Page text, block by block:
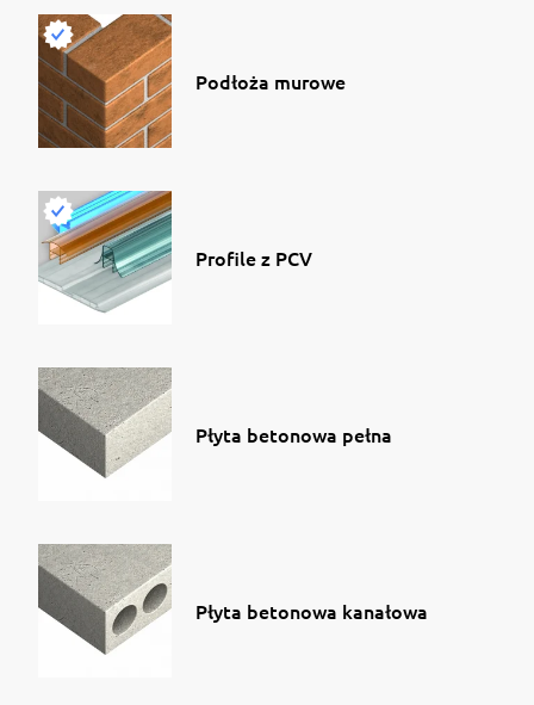
Podłoża murowe
Profile z PCV
Płyta betonowa pełna
Płyta betonowa kanałowa